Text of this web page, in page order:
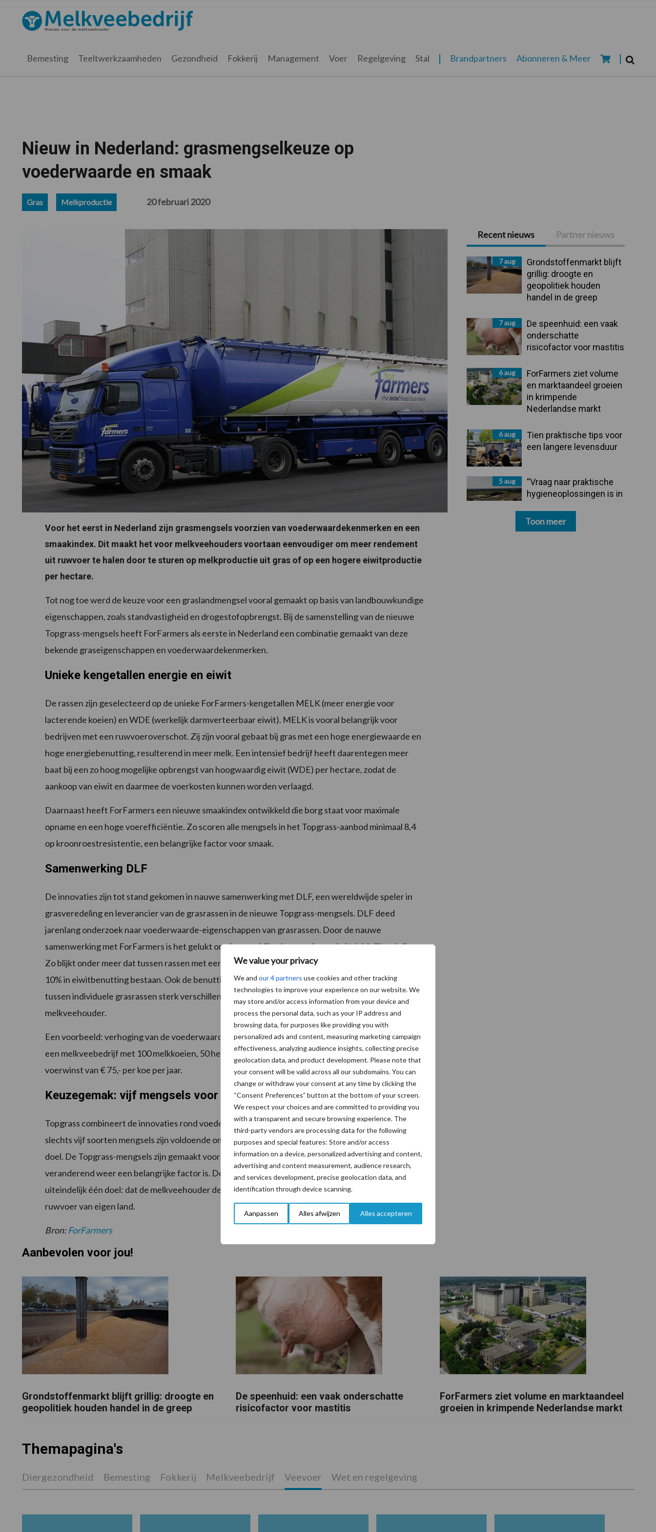
We value your privacy
We and our 4 partners use cookies and other tracking
technologies to improve your experience on our website. We
may store and/or access information from your device and
process the personal data, such as your IP address and
browsing data, for purposes like providing you with
personalized ads and content, measuring marketing campaign
effectiveness, analyzing audience insights, collecting precise
geolocation data, and product development. Please note that
your consent will be valid across all our subdomains. You can
change or withdraw your consent at any time by clicking the
“Consent Preferences” button at the bottom of your screen.
We respect your choices and are committed to providing you
with a transparent and secure browsing experience. The
third-party vendors are processing data for the following
purposes and special features: Store and/or access
information on a device, personalized advertising and content,
advertising and content measurement, audience research,
and services development, precise geolocation data, and
identification through device scanning.
Aanpassen Alles afwijzen Alles accepteren
hoofdnavigatie
hoofd
eerste
voettekst
Melkveebedrijf.nl
Bemesting Teeltwerkzaamheden Gezondheid Fokkerij Management Voer Regelgeving Stal Brandpartners Abonneren & Meer
Nieuw in Nederland: grasmengselkeuze op
voederwaarde en smaak
Gras Melkproductie 20 februari 2020
Voor het eerst in Nederland zijn grasmengsels voorzien van voederwaardekenmerken en een
smaakindex. Dit maakt het voor melkveehouders voortaan eenvoudiger om meer rendement
uit ruwvoer te halen door te sturen op melkproductie uit gras of op een hogere eiwitproductie
per hectare.
Tot nog toe werd de keuze voor een graslandmengsel vooral gemaakt op basis van landbouwkundige
eigenschappen, zoals standvastigheid en drogestofopbrengst. Bij de samenstelling van de nieuwe
Topgrass-mengsels heeft ForFarmers als eerste in Nederland een combinatie gemaakt van deze
bekende graseigenschappen en voederwaardekenmerken.
Unieke kengetallen energie en eiwit
De rassen zijn geselecteerd op de unieke ForFarmers-kengetallen MELK (meer energie voor
lacterende koeien) en WDE (werkelijk darmverteerbaar eiwit). MELK is vooral belangrijk voor
bedrijven met een ruwvoeroverschot. Zij zijn vooral gebaat bij gras met een hoge energiewaarde en
hoge energiebenutting, resulterend in meer melk. Een intensief bedrijf heeft daarentegen meer
baat bij een zo hoog mogelijke opbrengst van hoogwaardig eiwit (WDE) per hectare, zodat de
aankoop van eiwit en daarmee de voerkosten kunnen worden verlaagd.
Daarnaast heeft ForFarmers een nieuwe smaakindex ontwikkeld die borg staat voor maximale
opname en een hoge voerefficiëntie. Zo scoren alle mengsels in het Topgrass-aanbod minimaal 8,4
op kroonroestresistentie, een belangrijke factor voor smaak.
Samenwerking DLF
De innovaties zijn tot stand gekomen in nauwe samenwerking met DLF, een wereldwijde speler in
grasveredeling en leverancier van de grasrassen in de nieuwe Topgrass-mengsels. DLF deed
jarenlang onderzoek naar voederwaarde-eigenschappen van grasrassen. Door de nauwe
samenwerking met ForFarmers is het gelukt om de verschillen in energie en eiwit duidelijk te krijgen.
Zo blijkt onder meer dat tussen rassen met eenzelfde drogestofproductie verschillen van meer dan
10% in eiwitbenutting bestaan. Ook de benutting van energie uit gras voor melkproductie kan
tussen individuele grasrassen sterk verschillen en dat maakt veel uit voor de inkomsten van de
melkveehouder.
Een voorbeeld: verhoging van de voederwaarde van gras met +25 MELK per kg ds betekent voor
een melkveebedrijf met 100 melkkoeien, 50 hectare grasland en 8.500 liter melk per koe, een extra
voerwinst van € 75,- per koe per jaar.
Keuzegemak: vijf mengsels voor elk doel
Topgrass combineert de innovaties rond voederwaarde en smaak met eenvoud en keuzegemak:
slechts vijf soorten mengsels zijn voldoende om te beantwoorden aan elke bedrijfssituatie en elk
doel. De Topgrass-mengsels zijn gemaakt voor de eisen van nu en van de toekomst, waarbij ook
veranderend weer een belangrijke factor is. De toegepaste innovaties en het keuzegemak dienen
uiteindelijk één doel: dat de melkveehouder de volgende stap kan maken naar meer rendement uit
ruwvoer van eigen land.
Bron:ForFarmers
Primaire
Sidebar
Recent nieuws Partner nieuws
7 aug
Grondstoffenmarkt blijft
grillig: droogte en
geopolitiek houden
handel in de greep
7 aug
De speenhuid: een vaak
onderschatte
risicofactor voor mastitis
6 aug
ForFarmers ziet volume
en marktaandeel groeien
in krimpende
Nederlandse markt
6 aug
Tien praktische tips voor
een langere levensduur
5 aug
“Vraag naar praktische
hygieneoplossingen is in
Toon meer
Aanbevolen voor jou!
Grondstoffenmarkt blijft grillig: droogte en
geopolitiek houden handel in de greep
De speenhuid: een vaak onderschatte
risicofactor voor mastitis
ForFarmers ziet volume en marktaandeel
groeien in krimpende Nederlandse markt
Themapagina's
Diergezondheid Bemesting Fokkerij Melkveebedrijf Veevoer Wet en regelgeving